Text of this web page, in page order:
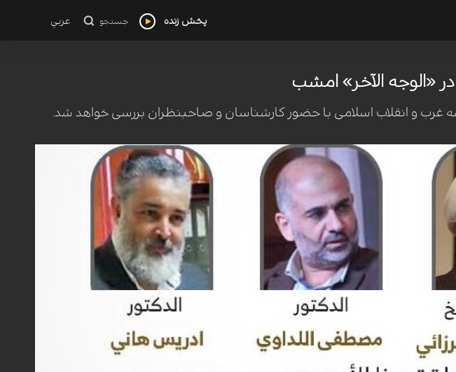
پخش زنده جستجو عربي
«الوجه الآخر» امشب
غرب و انقلاب اسلامی با حضور کارشناسان و صاحبنظران بررسی خواهد شد.